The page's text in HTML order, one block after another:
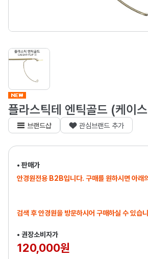
플라스틱테 엔틱골드 (케이
브랜드샵 관심브랜드 추가
• 판매가
안경원전용 B2B입니다. 구매를 원하시면 아래
검색 후 안경원을 방문하시어 구매하실 수 있습
• 권장소비자가
120,000원